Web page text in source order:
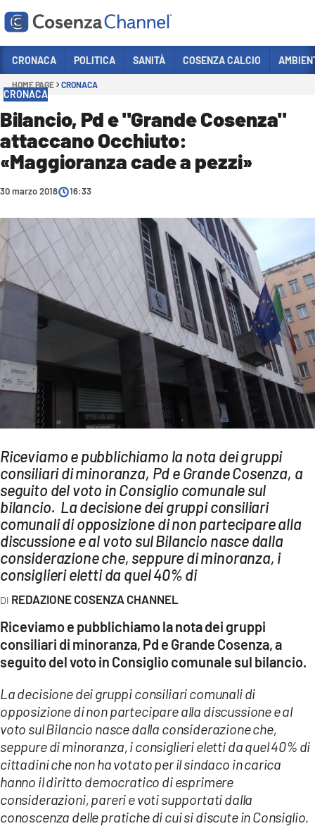
Sezioni
CRONACA
POLITICA
COSENZA CALCIO
ECONOMIA E LAVORO
SANITÀ
SPORT
CULTURA
AMBIENTE
LAC TV
LAC NETWORK
LAC ONAIR
LaC
Network
LACPLAY.IT
LACTV.IT
LACONAIR.IT
LACITYMAG.IT
ILREGGINO.IT
COSENZACHANNEL.IT
ILVIBONESE.IT
CATANZAROCHANNEL.IT
LACAPITALENEWS.IT
App
ANDROID
APPLE
CRONACA POLITICA SANITÀ COSENZA CALCIO
HOME PAGE CRONACA
CRONACA
Bilancio, Pd e "Grande Cosenza"
attaccano Occhiuto:
«Maggioranza cade a pezzi»
30 marzo 2018 16:33
Riceviamo e pubblichiamo la nota dei gruppi
consiliari di minoranza, Pd e Grande Cosenza, a
seguito del voto in Consiglio comunale sul
bilancio. La decisione dei gruppi consiliari
comunali di opposizione di non partecipare alla
discussione e al voto sul Bilancio nasce dalla
considerazione che, seppure di minoranza, i
consiglieri eletti da quel 40% di
REDAZIONE COSENZA CHANNEL
Riceviamo e pubblichiamo la nota dei gruppi
consiliari di minoranza, Pd e Grande Cosenza, a
seguito del voto in Consiglio comunale sul bilancio.
La decisione dei gruppi consiliari comunali di
opposizione di non partecipare alla discussione e al
voto sul Bilancio nasce dalla considerazione che,
seppure di minoranza, i consiglieri eletti da quel 40% di
cittadini che non ha votato per il sindaco in carica
hanno il diritto democratico di esprimere
considerazioni, pareri e voti supportati dalla
conoscenza delle pratiche di cui si discute in Consiglio.